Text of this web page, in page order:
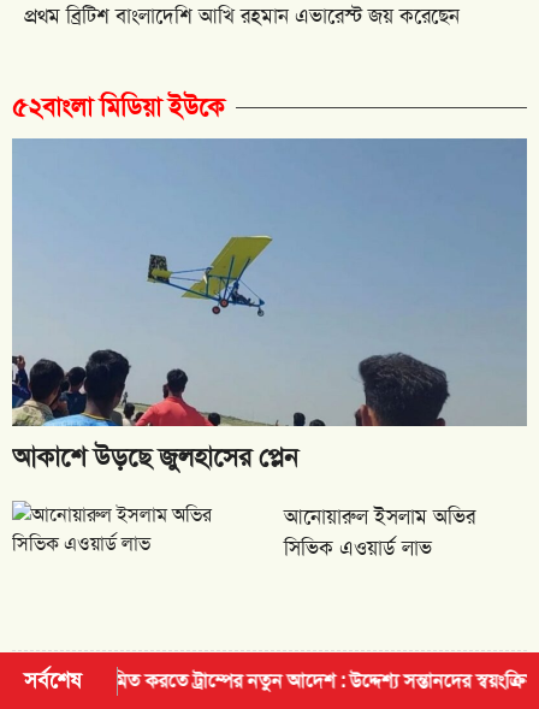
সর্বশেষ
ট্রাম্পের নতুন আদেশ : উদ্দেশ্য সন্তানদের স্বয়ংক্রিয় নাগরিকত্ব পাওয়ার
প্রথম ব্রিটিশ বাংলাদেশি আখি রহমান এভারেস্ট জয় করেছেন
৫২বাংলা মিডিয়া ইউকে
আকাশে উড়ছে জুলহাসের প্লেন
আনোয়ারুল ইসলাম অভির
সিভিক এওয়ার্ড লাভ
আন্তর্জাতিক হিফজুল কোরআন